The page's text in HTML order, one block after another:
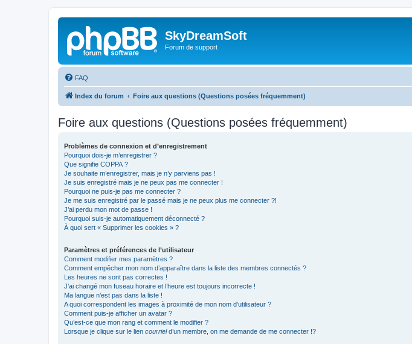
SkyDreamSoft
Forum de support
FAQ
Index du forum Foire aux questions (Questions posées fréquemment)
Foire aux questions (Questions posées fréquemment)
Problèmes de connexion et d’enregistrement
Pourquoi dois-je m’enregistrer ?
Que signifie COPPA ?
Je souhaite m’enregistrer, mais je n’y parviens pas !
Je suis enregistré mais je ne peux pas me connecter !
Pourquoi ne puis-je pas me connecter ?
Je me suis enregistré par le passé mais je ne peux plus me connecter ?!
J’ai perdu mon mot de passe !
Pourquoi suis-je automatiquement déconnecté ?
À quoi sert « Supprimer les cookies » ?
Paramètres et préférences de l’utilisateur
Comment modifier mes paramètres ?
Comment empêcher mon nom d’apparaître dans la liste des membres connectés ?
Les heures ne sont pas correctes !
J’ai changé mon fuseau horaire et l’heure est toujours incorrecte !
Ma langue n’est pas dans la liste !
A quoi correspondent les images à proximité de mon nom d’utilisateur ?
Comment puis-je afficher un avatar ?
Qu’est-ce que mon rang et comment le modifier ?
Lorsque je clique sur le lien courrield’un membre, on me demande de me connecter !?